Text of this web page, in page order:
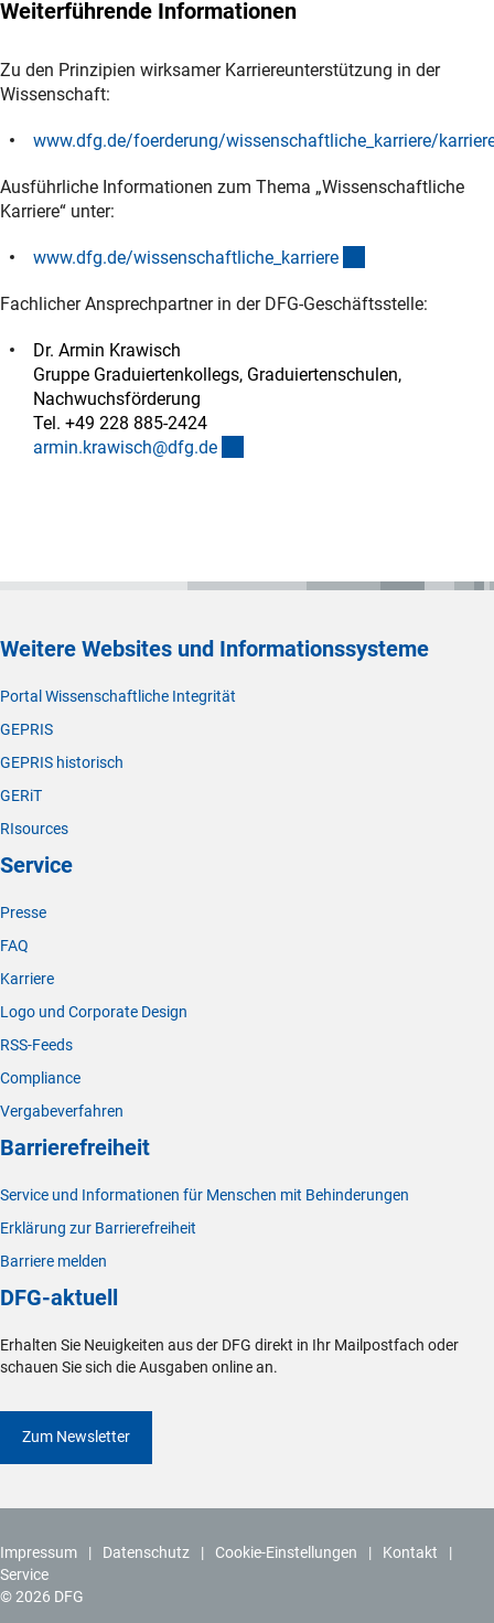
Weiterführende Informationen
Zu den Prinzipien wirksamer Karriereunterstützung in der
Wissenschaft:
www.dfg.de/foerderung/wissenschaftliche_karriere/
Ausführliche Informationen zum Thema „Wissenschaftliche
Karriere“ unter:
www.dfg.de/wissenschaftliche_karriere
Fachlicher Ansprechpartner in der DFG-Geschäftsstelle:
Dr. Armin Krawisch
Gruppe Graduiertenkollegs, Graduiertenschulen,
Nachwuchsförderung
Tel. +49 228 885-2424
armin.krawisch@dfg.de
Weitere Websites und Informationssysteme
Portal Wissenschaftliche Integrität
GEPRIS
GEPRIS historisch
GERiT
RIsources
Service
Presse
FAQ
Karriere
Logo und Corporate Design
RSS-Feeds
Compliance
Vergabeverfahren
Barrierefreiheit
Service und Informationen für Menschen mit Behinderungen
Erklärung zur Barrierefreiheit
Barriere melden
DFG-aktuell
Erhalten Sie Neuigkeiten aus der DFG direkt in Ihr Mailpostfach oder
schauen Sie sich die Ausgaben online an.
Zum Newsletter
© 2026 DFG
Impressum Datenschutz Cookie-Einstellungen
Kontakt
Service